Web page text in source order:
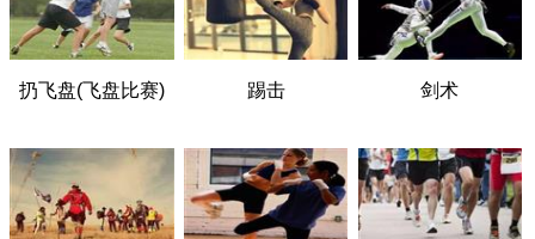
扔飞盘(飞盘比赛) 踢击 剑术